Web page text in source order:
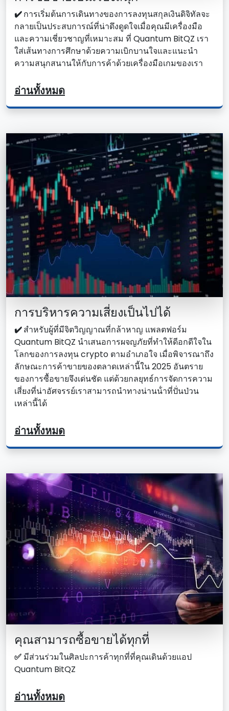
✔️การเริ่มต้นการเดินทางของการลงทุนสกุลเงินดิจิทัลจะ
กลายเป็นประสบการณ์ที่น่าดึงดูดใจเมื่อคุณมีเครื่องมือ
และความเชี่ยวชาญที่เหมาะสม ที่ Quantum BitQZ เรา
ใส่เส้นทางการศึกษาด้วยความเบิกบานใจและแนะนํา
ความสนุกสนานให้กับการค้าด้วยเครื่องมือเกมของเรา
อ่านทั้งหมด
การบริหารความเสี่ยงเป็นไปได้
✔️สําหรับผู้ที่มีจิตวิญญาณที่กล้าหาญ แพลตฟอร์ม
Quantum BitQZ นําเสนอการผจญภัยที่ทําให้ดีอกดีใจใน
โลกของการลงทุน crypto ตามอําเภอใจ เมื่อพิจารณาถึง
ลักษณะการค้าขายของตลาดเหล่านี้ใน 2025 อันตราย
ของการซื้อขายจึงเด่นชัด แต่ด้วยกลยุทธ์การจัดการความ
เสี่ยงที่น่าอัศจรรย์เราสามารถนําทางน่านน้ําที่ปั่นป่วน
เหล่านี้ได้
อ่านทั้งหมด
คุณสามารถซื้อขายได้ทุกที่
✅ มีส่วนร่วมในศิลปะการค้าทุกที่ที่คุณเดินด้วยแอป
Quantum BitQZ
อ่านทั้งหมด